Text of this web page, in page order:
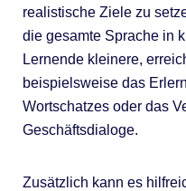
realistische Ziele zu
die gesamte Sprache in
Lernende kleinere,
beispielsweise das
Wortschatzes oder das
Geschäftsdialoge.
Zusätzlich kann es